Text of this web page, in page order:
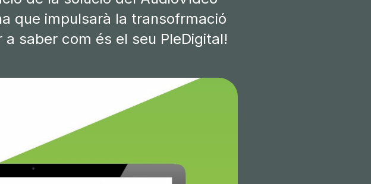
que impulsarà la transofrmació
saber com és el seu PleDigital!